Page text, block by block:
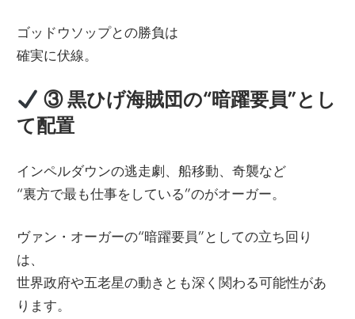
ゴッドウソップとの勝負は
確実に伏線。
③ 黒ひげ海賊団の“暗躍要員”とし
て配置
インペルダウンの逃走劇、船移動、奇襲など
“裏方で最も仕事をしている”のがオーガー。
ヴァン・オーガーの“暗躍要員”としての立ち回り
は、
世界政府や五老星の動きとも深く関わる可能性があ
ります。